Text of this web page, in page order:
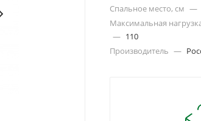
Спальное место, см —
Максимальная
— 110
Производитель —